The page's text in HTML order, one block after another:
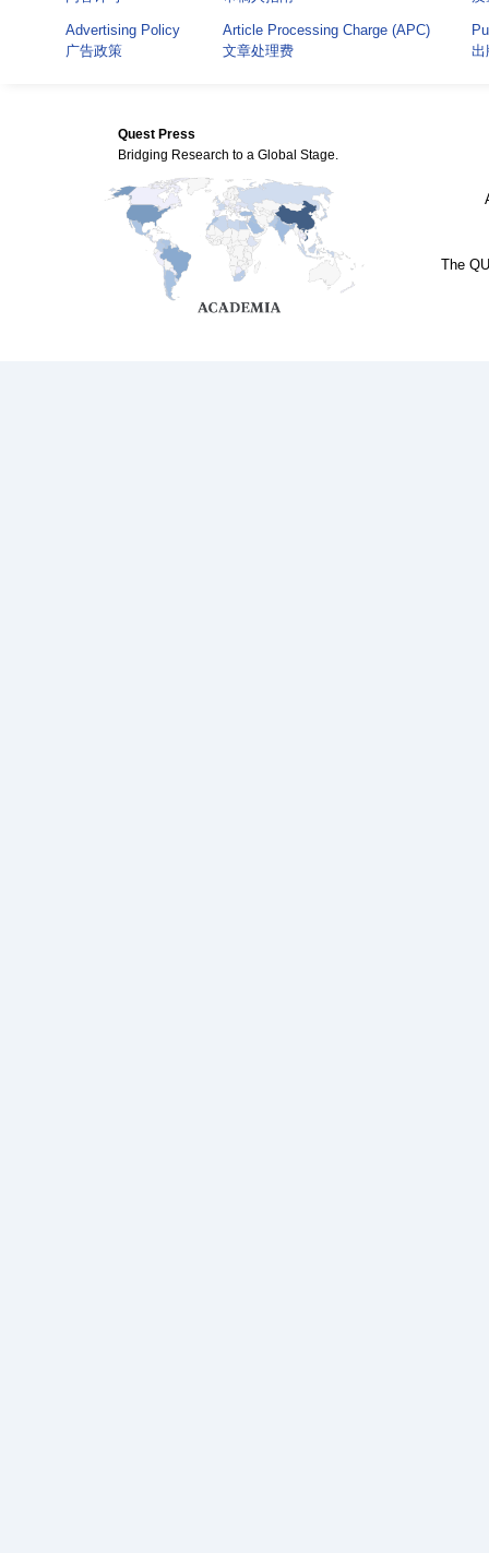
Advertising Policy
广告政策
Article Processing Charge (APC)
文章处理费
出
Quest Press
Bridging Research to a Global Stage.
The